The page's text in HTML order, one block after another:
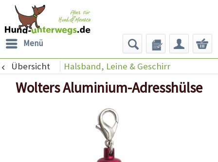
Menü
Übersicht Halsband, Leine & Geschirr
Wolters Aluminium-Adresshülse